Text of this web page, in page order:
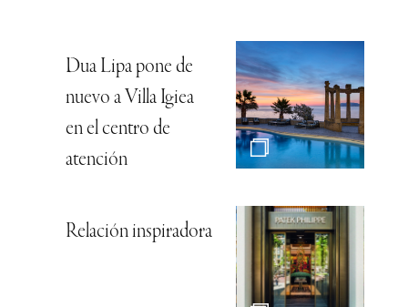
Dua Lipa pone de
nuevo a Villa Igiea
en el centro de
atención
Relación inspiradora